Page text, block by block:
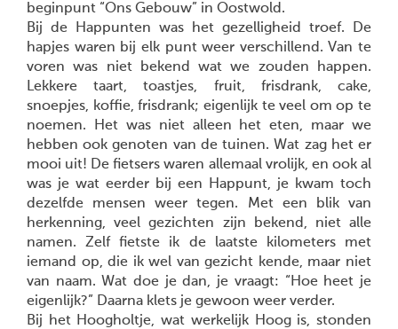
beginpunt “Ons Gebouw” in Oostwold.
Bij de Happunten was het gezelligheid troef. De
hapjes waren bij elk punt weer verschillend. Van te
voren was niet bekend wat we zouden happen.
Lekkere taart, toastjes, fruit, frisdrank, cake,
snoepjes, koffie, frisdrank; eigenlijk te veel om op te
noemen. Het was niet alleen het eten, maar we
hebben ook genoten van de tuinen. Wat zag het er
mooi uit! De fietsers waren allemaal vrolijk, en ook al
was je wat eerder bij een Happunt, je kwam toch
dezelfde mensen weer tegen. Met een blik van
herkenning, veel gezichten zijn bekend, niet alle
namen. Zelf fietste ik de laatste kilometers met
iemand op, die ik wel van gezicht kende, maar niet
van naam. Wat doe je dan, je vraagt: “Hoe heet je
eigenlijk?” Daarna klets je gewoon weer verder.
Bij het Hoogholtje, wat werkelijk Hoog is, stonden